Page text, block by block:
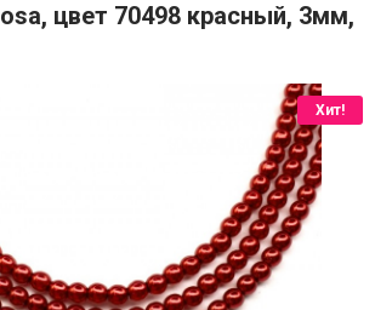
цвет 70498 красный, 3мм,
Хит!